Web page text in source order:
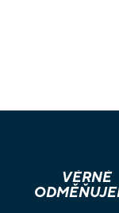
VĚRNÉ